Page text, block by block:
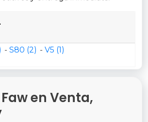
S80 (2) V5 (1)
en Venta,